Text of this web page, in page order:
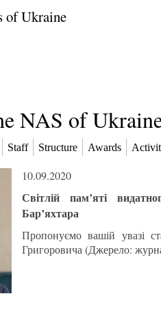
of Ukraine
NAS of
Staff Structure Awards
10.09.2020
Світлій пам’яті
Бар’яхтара
Пропонуємо вашій увазі
Григоровича (Джерело: